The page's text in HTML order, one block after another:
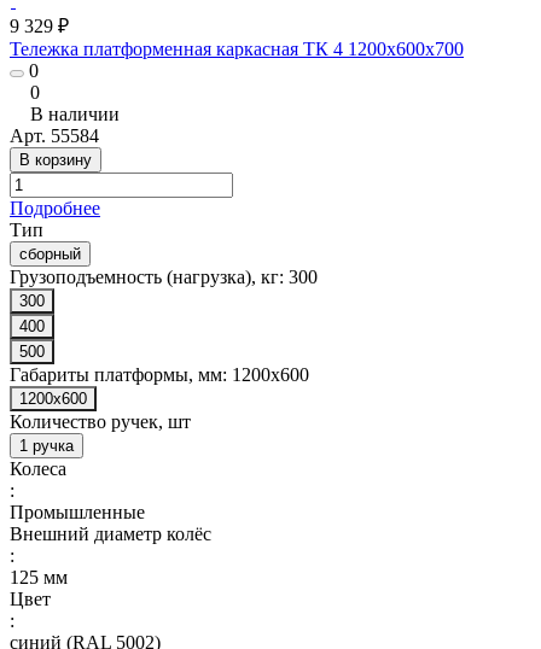
9 329 ₽
Тележка платформенная каркасная ТК 4 1200x600x700
0
0
В наличии
Арт. 55584
В корзину
Подробнее
Тип
сборный
Грузоподъемность (нагрузка), кг: 300
300
400
500
Габариты платформы, мм: 1200x600
1200x600
Количество ручек, шт
1 ручка
Колеса
:
Промышленные
Внешний диаметр колёс
:
125 мм
Цвет
:
синий (RAL 5002)